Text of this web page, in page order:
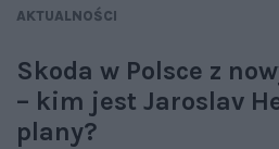
AKTUALNOŚCI
Skoda w Polsce z
– kim jest Jaroslav
plany?